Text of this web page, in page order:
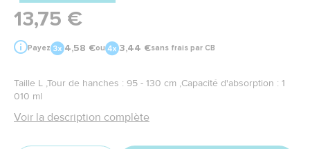
13,75 €
Payez 4,58 €ou 3,44 €sans frais par CB
Taille L ,Tour de hanches : 95 - 130 cm ,Capacité d'absorption : 1
010 ml
Voir la description complète